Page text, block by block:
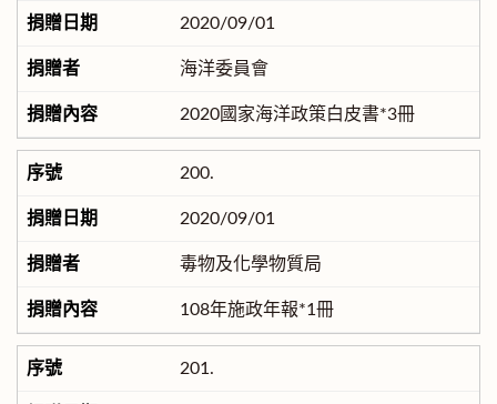
2020/09/01
海洋委員會
2020國家海洋政策白皮書*3冊
200.
2020/09/01
毒物及化學物質局
108年施政年報*1冊
201.